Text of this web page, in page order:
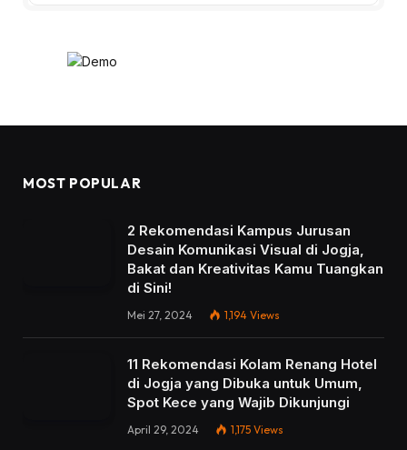
MOST POPULAR
2 Rekomendasi Kampus Jurusan
Desain Komunikasi Visual di Jogja,
Bakat dan Kreativitas Kamu Tuangkan
di Sini!
Mei 27, 2024 1,194 Views
11 Rekomendasi Kolam Renang Hotel
di Jogja yang Dibuka untuk Umum,
Spot Kece yang Wajib Dikunjungi
April 29, 2024 1,175 Views